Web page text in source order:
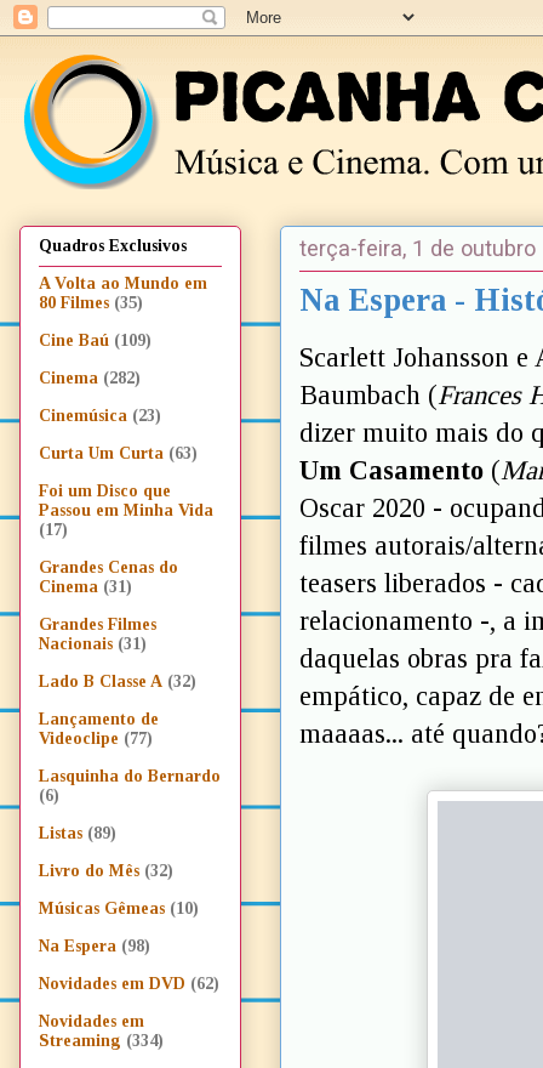
terça-feira, 1 de outubro
Na Espera -
Scarlett Johansson
Baumbach (Frances
dizer muito mais do
Um Casamento (
Oscar 2020 -
filmes autorais/
teasers liberados -
relacionamento -, a
daquelas obras pra
empático, capaz de
maaaas... até
Quadros Exclusivos
A Volta ao Mundo em
80 Filmes (35)
Cine Baú (109)
Cinema (282)
Cinemúsica (23)
Curta Um Curta (63)
Foi um Disco que
Passou em Minha Vida
(17)
Grandes Cenas do
Cinema (31)
Grandes Filmes
Nacionais (31)
Lado B Classe A (32)
Lançamento de
Videoclipe (77)
Lasquinha do Bernardo
(6)
Listas (89)
Livro do Mês (32)
Músicas Gêmeas (10)
Na Espera (98)
Novidades em DVD (62)
Novidades em
Streaming (334)